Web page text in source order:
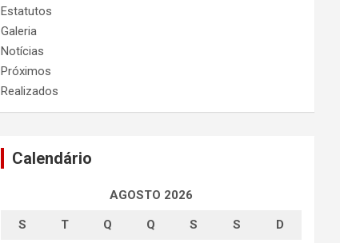
Estatutos
Galeria
Notícias
Próximos
Realizados
Calendário
AGOSTO 2026
S T Q Q S S D